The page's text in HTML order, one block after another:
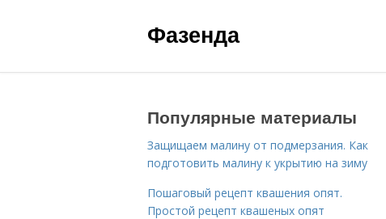
Фазенда
Популярные материалы
Защищаем малину от подмерзания. Как
подготовить малину к укрытию на зиму
Пошаговый рецепт квашения опят.
Простой рецепт квашеных опят